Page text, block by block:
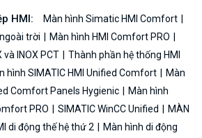
HMI:
Màn hình Simatic HMI Comfort
trời
Màn hình HMI Comfort PRO
INOX PCT
Thành phần hệ thống HMI
hình SIMATIC HMI Unified Comfort
Màn
Comfort Panels Hygienic
Màn hình
PRO
SIMATIC WinCC Unified
MÀN
di động thế hệ thứ 2
Màn hình di động